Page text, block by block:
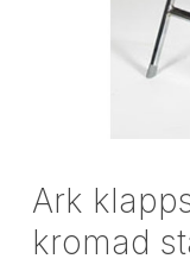
Ark
kromad